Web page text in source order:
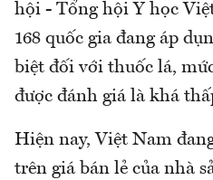
hội - Tổng hội Y học
168 quốc gia đang áp
biệt đối với thuốc lá,
được đánh giá là khá
Hiện nay, Việt Nam
trên giá bán lẻ của nhà